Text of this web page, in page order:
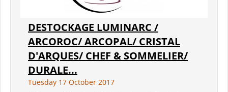
DESTOCKAGE LUMINARC /
ARCOROC/ ARCOPAL/ CRISTAL
D'ARQUES/ CHEF & SOMMELIER/
DURALE...
Tuesday 17 October 2017